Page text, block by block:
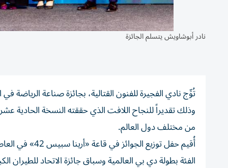
نادر أبوشاويش يتسلم الجائزة
من مختلف دول العالم.
أُقيم حفل